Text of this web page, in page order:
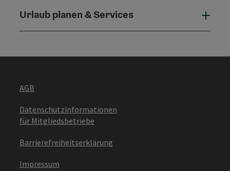
Urlaub planen & Services
AGB
Datenschutzinformationen
für Mitgliedsbetriebe
Barrierefreiheitserklärung
Impressum